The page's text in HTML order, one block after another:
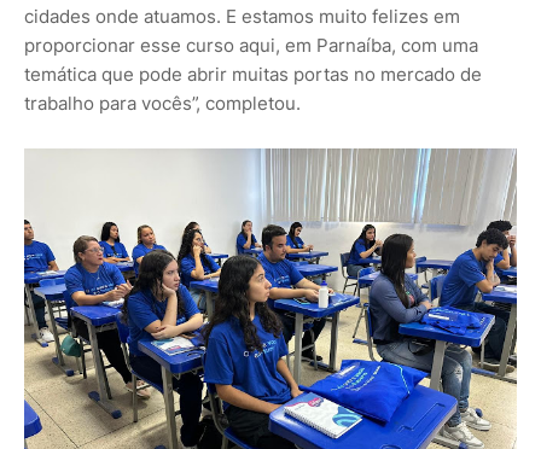
cidades onde atuamos. E estamos muito felizes em
proporcionar esse curso aqui, em Parnaíba, com uma
temática que pode abrir muitas portas no mercado de
trabalho para vocês”, completou.